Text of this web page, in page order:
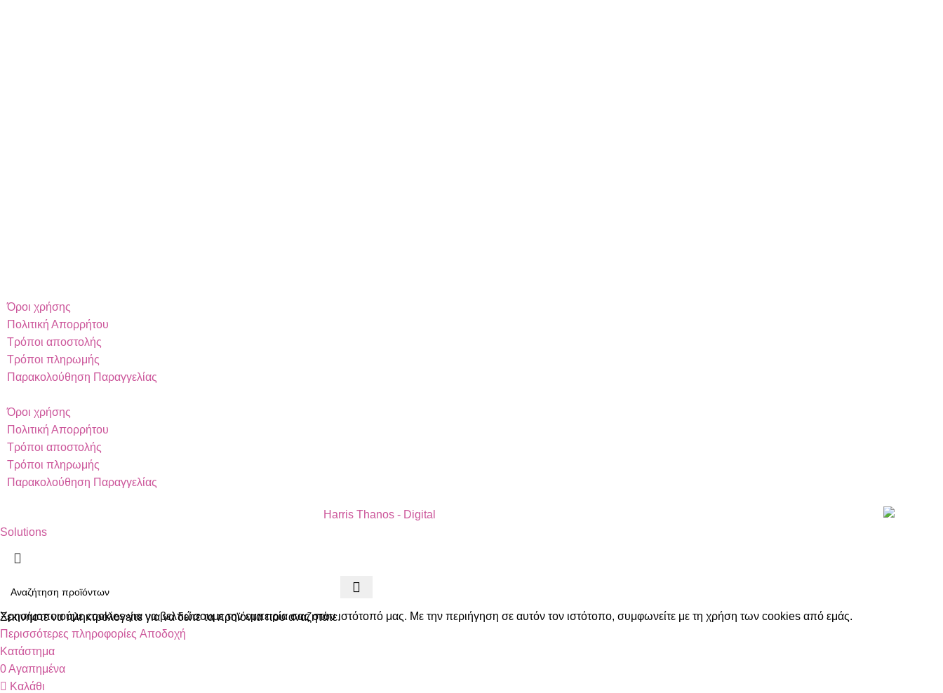
Όροι χρήσης
Πολιτική Απορρήτου
Τρόποι αποστολής
Τρόποι πληρωμής
Παρακολούθηση Παραγγελίας
Όροι χρήσης
Πολιτική Απορρήτου
Τρόποι αποστολής
Τρόποι πληρωμής
Παρακολούθηση Παραγγελίας
Harris Thanos - Digital
Solutions
Ξεκινήστε να πληκτρολογείτε για να δείτε τα προϊόντα που αναζητάτε.
Χρησιμοποιούμε cookies για να βελτιώσουμε την εμπειρία σας στον ιστότοπό μας. Με την περιήγηση σε αυτόν τον ιστότοπο, συμφωνείτε με τη χρήση των cookies από εμάς.
Περισσότερες πληροφορίες Αποδοχή
Κατάστημα
0Αγαπημένα
Καλάθι